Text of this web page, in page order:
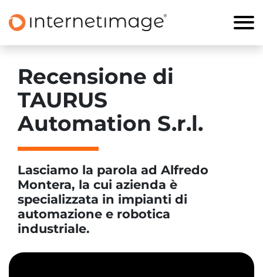
Recensione di
TAURUS
Automation S.r.l.
Lasciamo la parola ad Alfredo
Montera, la cui azienda è
specializzata in impianti di
automazione e robotica
industriale.